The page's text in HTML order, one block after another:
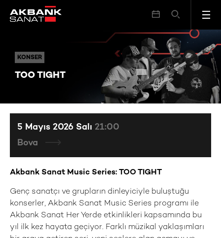
KONSER
TOO TIGHT
KONSER TOO TIGHT
Akbank Sanat Music Series: TOO TIGHT
Genç sanatçı ve grupların dinleyiciyle buluştuğu
konserler, Akbank Sanat Music Series programı ile
Akbank Sanat Her Yerde etkinlikleri kapsamında bu
yıl ilk kez hayata geçiyor. Farklı müzikal yaklaşımları
5 Mayıs 2026 Salı 21:00
Bova